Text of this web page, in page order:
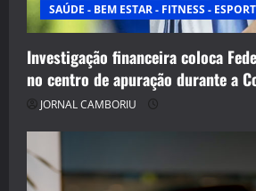
SAÚDE - BEM ESTAR - FITNESS -
Investigação financeira coloca
no centro de apuração durante a
JORNAL CAMBORIU